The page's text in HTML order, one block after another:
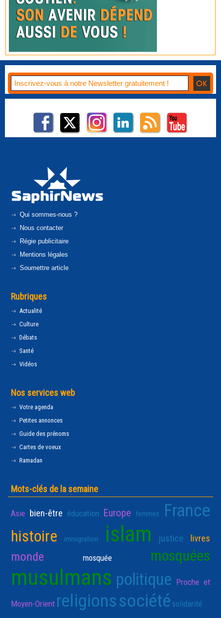
Qui sommes-nous ?
Nous contacter
Régie publicitaire
Mentions légales
Soumettre article
Rubriques
Actualité
Culture
Débats
Santé
Vidéos
Nos services web
Votre agenda
Petites annonces
Guide des prénoms
Cartes de voeux
Ramadan
Mots-clés de la semaine
Asie bien-être éducation Europe femmes France
histoire immigration islam justice livres
monde mosquée mosquées
musulmans politique Proche et
Moyen-Orient religionssociété solidarité